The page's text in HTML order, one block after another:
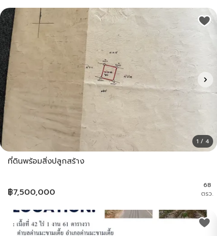
1 / 4
ที่ดินพร้อมสิ่งปลูกสร้าง
฿7,500,000
68
ตรว.